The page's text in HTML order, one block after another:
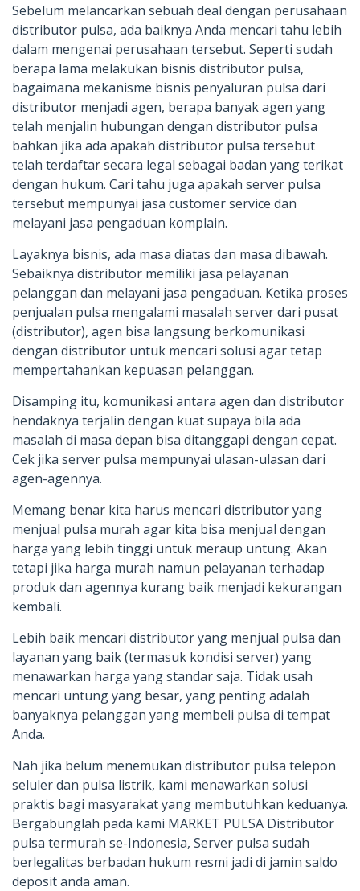
Sebelum melancarkan sebuah deal dengan perusahaan
distributor pulsa, ada baiknya Anda mencari tahu lebih
dalam mengenai perusahaan tersebut. Seperti sudah
berapa lama melakukan bisnis distributor pulsa,
bagaimana mekanisme bisnis penyaluran pulsa dari
distributor menjadi agen, berapa banyak agen yang
telah menjalin hubungan dengan distributor pulsa
bahkan jika ada apakah distributor pulsa tersebut
telah terdaftar secara legal sebagai badan yang terikat
dengan hukum. Cari tahu juga apakah server pulsa
tersebut mempunyai jasa customer service dan
melayani jasa pengaduan komplain.
Layaknya bisnis, ada masa diatas dan masa dibawah.
Sebaiknya distributor memiliki jasa pelayanan
pelanggan dan melayani jasa pengaduan. Ketika proses
penjualan pulsa mengalami masalah server dari pusat
(distributor), agen bisa langsung berkomunikasi
dengan distributor untuk mencari solusi agar tetap
mempertahankan kepuasan pelanggan.
Disamping itu, komunikasi antara agen dan distributor
hendaknya terjalin dengan kuat supaya bila ada
masalah di masa depan bisa ditanggapi dengan cepat.
Cek jika server pulsa mempunyai ulasan-ulasan dari
agen-agennya.
Memang benar kita harus mencari distributor yang
menjual pulsa murah agar kita bisa menjual dengan
harga yang lebih tinggi untuk meraup untung. Akan
tetapi jika harga murah namun pelayanan terhadap
produk dan agennya kurang baik menjadi kekurangan
kembali.
Lebih baik mencari distributor yang menjual pulsa dan
layanan yang baik (termasuk kondisi server) yang
menawarkan harga yang standar saja. Tidak usah
mencari untung yang besar, yang penting adalah
banyaknya pelanggan yang membeli pulsa di tempat
Anda.
Nah jika belum menemukan distributor pulsa telepon
seluler dan pulsa listrik, kami menawarkan solusi
praktis bagi masyarakat yang membutuhkan keduanya.
Bergabunglah pada kami MARKET PULSA Distributor
pulsa termurah se-Indonesia, Server pulsa sudah
berlegalitas berbadan hukum resmi jadi di jamin saldo
deposit anda aman.